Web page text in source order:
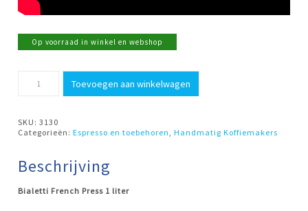
Op voorraad in winkel en webshop
French
liter
Bialetti
Toevoegen aan winkelwagen
SKU:3130
Categorieën:Espresso en toebehoren ,Handmatig Koffiemakers
Beschrijving
Bialetti French Press 1 liter